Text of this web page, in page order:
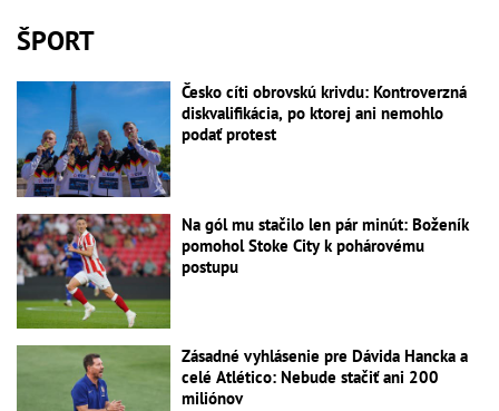
ŠPORT
Česko cíti obrovskú krivdu: Kontroverzná
diskvalifikácia, po ktorej ani nemohlo
podať protest
Na gól mu stačilo len pár minút: Boženík
pomohol Stoke City k pohárovému
postupu
Zásadné vyhlásenie pre Dávida Hancka a
celé Atlético: Nebude stačiť ani 200
miliónov